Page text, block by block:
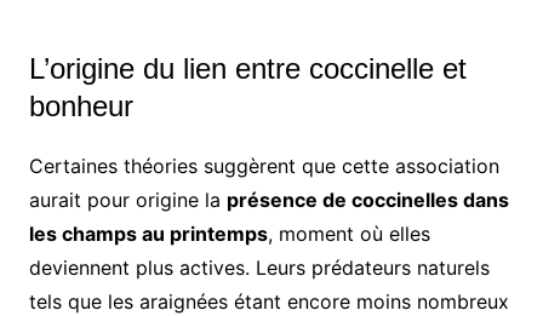
L’origine du lien entre coccinelle et
bonheur
Certaines théories suggèrent que cette association
aurait pour origine la présence de coccinelles dans
les champs au printemps, moment où elles
deviennent plus actives. Leurs prédateurs naturels
tels que les araignées étant encore moins nombreux